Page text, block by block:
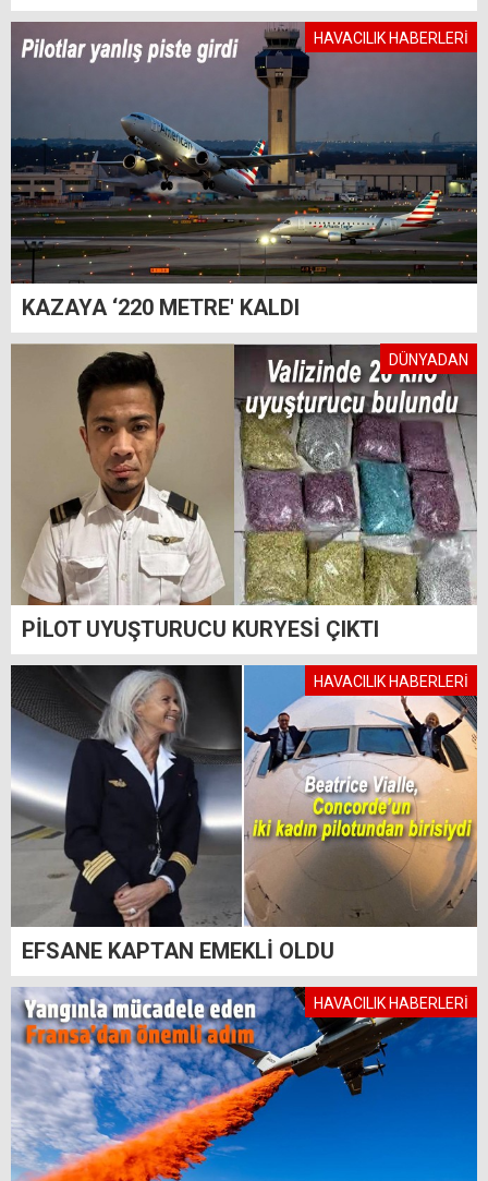
HAVACILIK HABERLERİ
KAZAYA ‘220 METRE' KALDI
DÜNYADAN
PİLOT UYUŞTURUCU KURYESİ ÇIKTI
HAVACILIK HABERLERİ
EFSANE KAPTAN EMEKLİ OLDU
HAVACILIK HABERLERİ